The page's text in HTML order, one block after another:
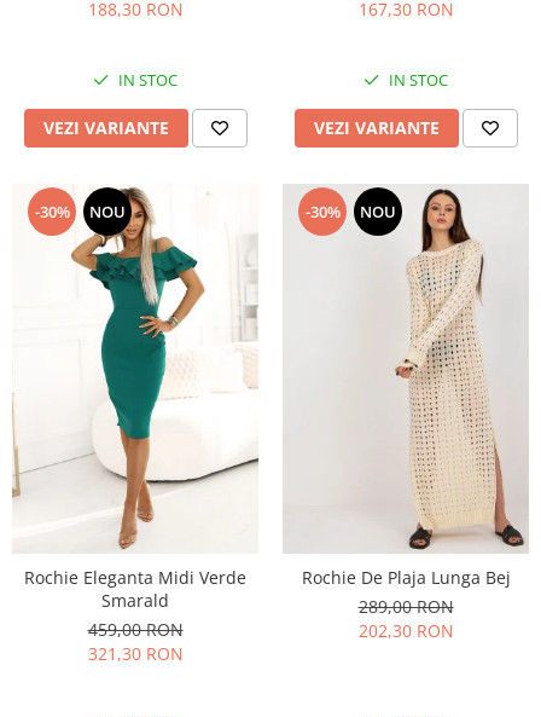
188,30 RON
IN STOC
VEZI VARIANTE
167,30 RON
IN STOC
VEZI VARIANTE
-30% NOU
Rochie Eleganta Midi Verde
Smarald
459,00 RON
321,30 RON
-30% NOU
Rochie De Plaja Lunga Bej
289,00 RON
202,30 RON